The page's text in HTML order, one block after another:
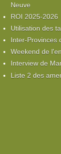
Neuve
ROI 2025-2026
Utilisation des
Inter-Provinces
Weekend de
Interview de
Liste 2 des